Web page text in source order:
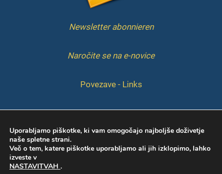
Newsletter abonnieren
Naročite se na e-novice
Povezave - Links
IMPRESSUM
Uporabljamo piškotke, ki vam omogočajo najboljše doživetje
naše spletne strani.
Več o tem, katere piškotke uporabljamo ali jih izklopimo, lahko
izveste v
NASTAVITVAH .